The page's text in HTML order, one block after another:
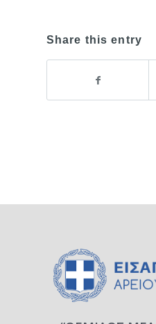
Share this entry